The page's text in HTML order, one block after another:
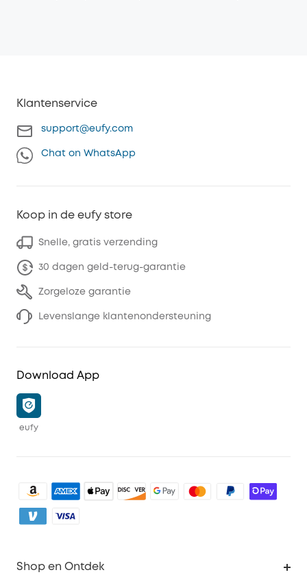
Klantenservice
support@eufy.com
Chat on WhatsApp
Koop in de eufy store
Snelle, gratis verzending
30 dagen geld-terug-garantie
Zorgeloze garantie
Levenslange klantenondersteuning
Download App
eufy
Shop en Ontdek